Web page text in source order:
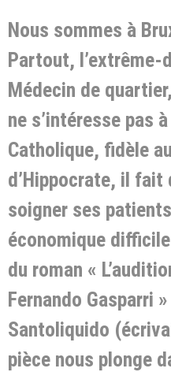
Nous sommes à
Partout, l’extrême-
Médecin de
ne s’intéresse pas
Catholique, fidèle
d’Hippocrate, il fait
soigner ses
économique
du roman «
Fernando Gasparri
Santoliquido
pièce nous plonge